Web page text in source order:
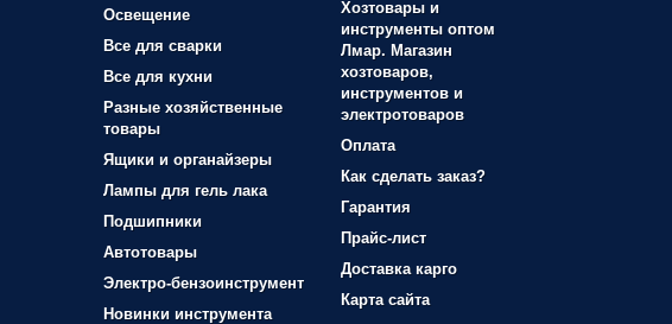
Освещение
Все для сварки
Все для кухни
Разные хозяйственные
товары
Ящики и органайзеры
Лампы для гель лака
Подшипники
Автотовары
Электро-бензоинструмент
Новинки инструмента
Хозтовары и
инструменты оптом
Лмар. Магазин
хозтоваров,
инструментов и
электротоваров
Оплата
Как сделать заказ?
Гарантия
Прайс-лист
Доставка карго
Карта сайта